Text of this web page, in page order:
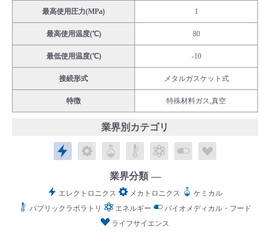
languageLanguage：日本語／English
お問い合わせ
最高使用圧力(MPa) 1
最高使用温度(℃) 80
最低使用温度(℃) -10
接続形式 メタルガスケット式
特徴 特殊材料ガス,真空
業界別カテゴリ
エレクトロニクス
メカトロニクス
ケミカルパブリックラボラトリ
エネルギーバイオメディカ
業界分類
エレクトロニクス メカトロニクス
ケミカル
パブリックラボラトリ
エネルギー
バイオメディカル・フード
ライフサイエンス